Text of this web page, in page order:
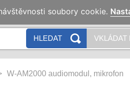
HLEDAT VKLÁDAT
W-AM2000 audiomodul, mikrofon
soubory cookie.